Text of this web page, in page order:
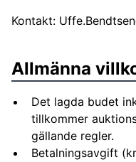
Kontakt:
Allmänna
Det lagda budet
tillkommer
gällande regler.
Betalningsavgift